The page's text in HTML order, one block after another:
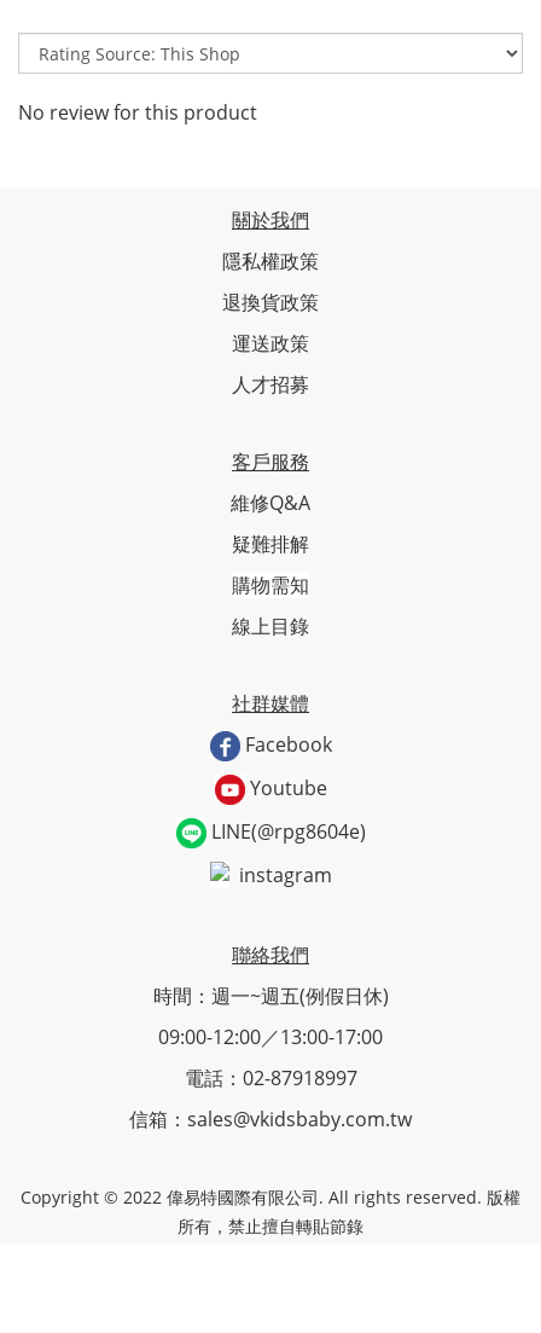
No review for this product
關於我們
隱私權政策
退換貨政策
運送政策
人才招募
客戶服務
維修Q&A
疑難排解
購物需知
線上目錄
社群媒體
Facebook
Youtube
LINE(@rpg8604e)
instagram
聯絡我們
時間：週一~週五(例假日休)
09:00-12:00／13:00-17:00
電話：02-87918997
信箱：sales@vkidsbaby.com.tw
Copyright © 2022 偉易特國際有限公司. All rights reserved. 版權
所有，禁止擅自轉貼節錄